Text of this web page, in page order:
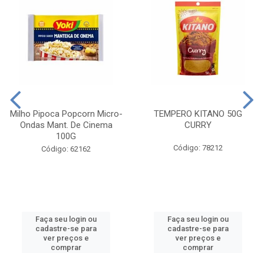
Milho Pipoca Popcorn Micro-
Ondas Mant. De Cinema
100G
Código: 62162
Faça seu login ou
cadastre-se para
ver preços e
comprar
TEMPERO KITANO 50G
CURRY
Código: 78212
Faça seu login ou
cadastre-se para
ver preços e
comprar